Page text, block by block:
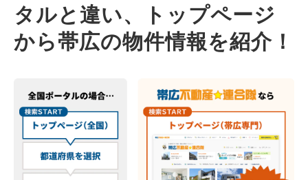
タルと違い、トップページ
から帯広の物件情報を紹介！